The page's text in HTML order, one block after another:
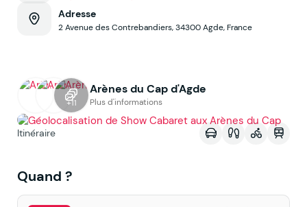
Adresse
2 Avenue des Contrebandiers, 34300 Agde, France
+11
Arènes du Cap d'Agde
Plus d'informations
Voir sur la map
Itinéraire
Quand ?